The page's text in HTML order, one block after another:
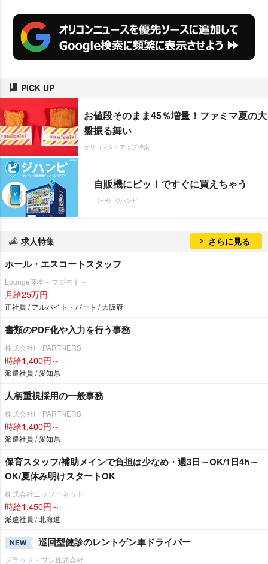
PICK UP
お値段そのまま45％増量！ファミマ夏の大
盤振る舞い
オリコンタイアップ特集
自販機にピッ！ですぐに買えちゃう
（PR）ジハンピ
求人特集 さらに見る
ホール・エスコートスタッフ
Lounge藤本～フジモト～
月給25万円
正社員 / アルバイト・パート / 大阪府
書類のPDF化や入力を行う事務
株式会社I・PARTNERS
時給1,400円～
派遣社員 / 愛知県
人柄重視採用の一般事務
株式会社I・PARTNERS
時給1,400円～
派遣社員 / 愛知県
保育スタッフ/補助メインで負担は少なめ・週3日～OK/1日4h～
OK/夏休み明けスタートOK
株式会社ニッソーネット
時給1,450円～
派遣社員 / 北海道
NEW 巡回型健診のレントゲン車ドライバー
グラッド・ワン株式会社